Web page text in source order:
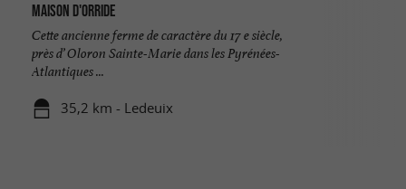
Maison d'Orride
Cette ancienne ferme de caractère du 17 e siècle,
près d’ Oloron Sainte-Marie dans les Pyrénées-
Atlantiques ...
35,2 km - Ledeuix